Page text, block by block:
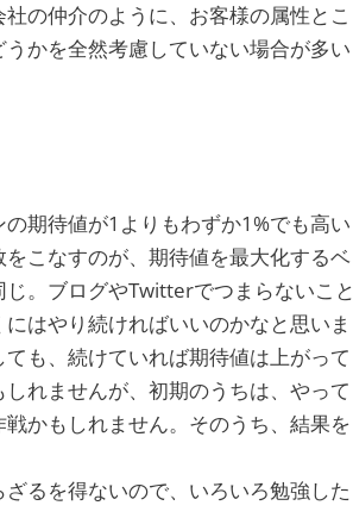
の仲介のように、お客様の属性とこ
かを全然考慮していない場合が多い
期待値が1よりもわずか1%でも高い
こなすのが、期待値を最大化するベ
。ブログやTwitterでつまらないこと
はやり続ければいいのかなと思いま
も、続けていれば期待値は上がって
れませんが、初期のうちは、やって
かもしれません。そのうち、結果を
るを得ないので、いろいろ勉強した